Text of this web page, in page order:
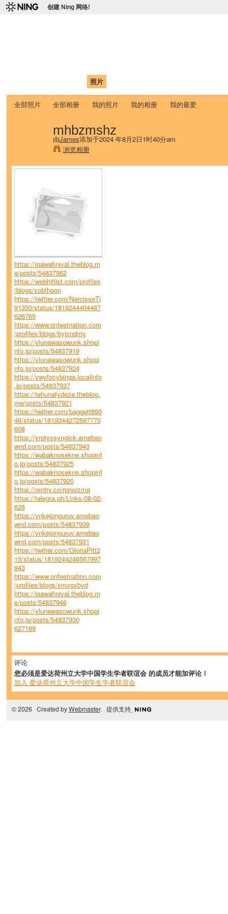
创建 Ning 网络!
照片
全部照片 全部相册 我的照片 我的相册 我的最爱
mhbzmshz
由James添加于2024 年8月2日1时40分am
浏览相册
https://iqawafinival.theblog.m
e/posts/54837962
https://webhitlist.com/profiles
/blogs/xobthpon
https://twitter.com/NarcisseTi
91350/status/1819244404487
626765
https://www.onfeetnation.com
/profiles/blogs/byjxndmy
https://ylunawasowunk.shopi
nfo.jp/posts/54837919
https://ylunawasowunk.shopi
nfo.jp/posts/54837924
https://ywyfocybinga.localinfo
.jp/posts/54837937
https://tehunafydeze.theblog.
me/posts/54837921
https://twitter.com/baggett890
46/status/1819244272597770
608
https://yrotyssyngick.amebao
wnd.com/posts/54837943
https://wabaknosekne.shopinf
o.jp/posts/54837925
https://wabaknosekne.shopinf
o.jp/posts/54837920
https://rentry.co/rpnorzmq
https://telegra.ph/Links-08-02-
628
https://ynkejonguruv.amebao
wnd.com/posts/54837939
https://ynkejonguruv.amebao
wnd.com/posts/54837931
https://twitter.com/GloriaPitt2
15/status/1819244246567997
943
https://www.onfeetnation.com
/profiles/blogs/xmxgxbyd
https://iqawafinival.theblog.m
e/posts/54837946
https://ylunawasowunk.shopi
nfo.jp/posts/54837930
627189
评论
您必须是爱达荷州立大学中国学生学者联谊会 的成员才能加评论！
加入 爱达荷州立大学中国学生学者联谊会
© 2026 Created byWebmaster. 提供支持